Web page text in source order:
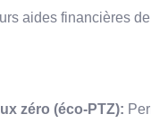
aides financières de
zéro (éco-PTZ):